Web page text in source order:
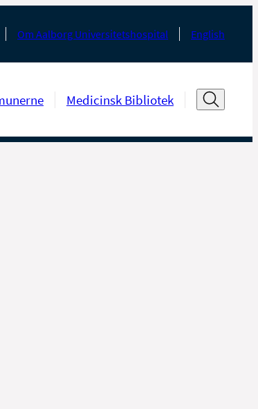
Om Aalborg Universitetshospital English
Medicinsk Bibliotek